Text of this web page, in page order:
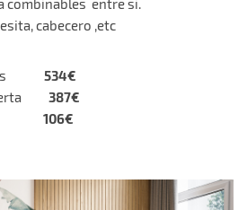
combinables entre si.
cabecero ,etc
534€
387€
106€